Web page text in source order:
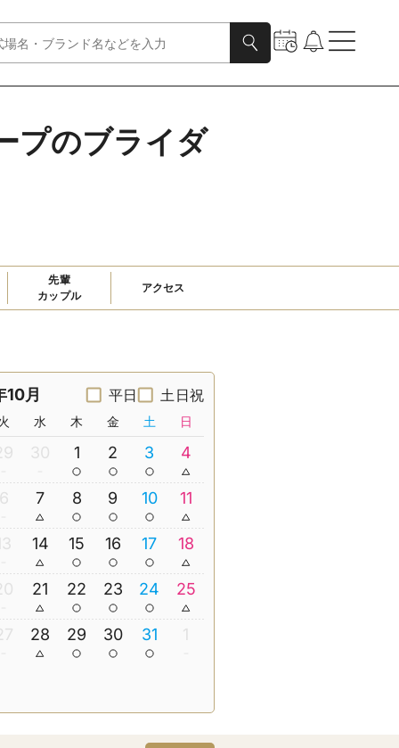
プのブライダ
先輩
カップル
アクセス
月 平日 土日祝
水 木 金 土 日
30 1 2 3 4
6 7 8 9 10 11
14 15 16 17 18
21 22 23 24 25
28 29 30 31 1